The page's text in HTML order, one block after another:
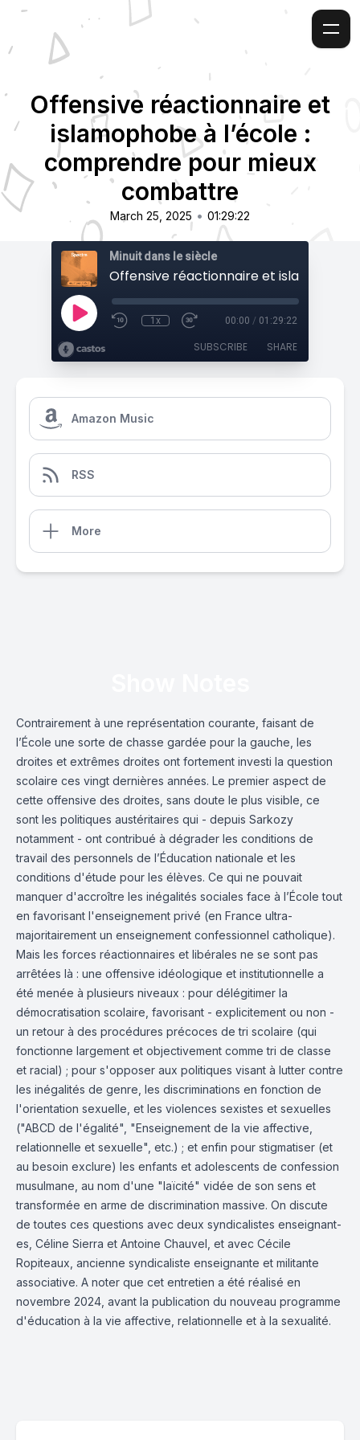
Offensive réactionnaire et
islamophobe à l’école :
comprendre pour mieux
combattre
March 25, 2025 • 01:29:22
Minuit dans le siècle
1x 00:00 / 01:29:22
SUBSCRIBE SHARE
Amazon Music
RSS
More
Contrairement à une représentation courante, faisant de
l’École une sorte de chasse gardée pour la gauche, les
droites et extrêmes droites ont fortement investi la question
scolaire ces vingt dernières années. Le premier aspect de
cette offensive des droites, sans doute le plus visible, ce
sont les politiques austéritaires qui - depuis Sarkozy
notamment - ont contribué à dégrader les conditions de
travail des personnels de l’Éducation nationale et les
conditions d'étude pour les élèves. Ce qui ne pouvait
manquer d'accroître les inégalités sociales face à l’École tout
en favorisant l'enseignement privé (en France ultra-
majoritairement un enseignement confessionnel catholique).
Mais les forces réactionnaires et libérales ne se sont pas
arrêtées là : une offensive idéologique et institutionnelle a
été menée à plusieurs niveaux : pour délégitimer la
démocratisation scolaire, favorisant - explicitement ou non -
un retour à des procédures précoces de tri scolaire (qui
fonctionne largement et objectivement comme tri de classe
et racial) ; pour s'opposer aux politiques visant à lutter contre
les inégalités de genre, les discriminations en fonction de
l'orientation sexuelle, et les violences sexistes et sexuelles
("ABCD de l'égalité", "Enseignement de la vie affective,
relationnelle et sexuelle", etc.) ; et enfin pour stigmatiser (et
au besoin exclure) les enfants et adolescents de confession
musulmane, au nom d'une "laïcité" vidée de son sens et
transformée en arme de discrimination massive. On discute
de toutes ces questions avec deux syndicalistes enseignant-
es, Céline Sierra et Antoine Chauvel, et avec Cécile
Ropiteaux, ancienne syndicaliste enseignante et militante
associative. A noter que cet entretien a été réalisé en
novembre 2024, avant la publication du nouveau programme
d'éducation à la vie affective, relationnelle et à la sexualité.